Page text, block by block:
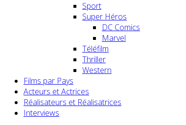
Sport
Super Héros
DC Comics
Marvel
Téléfilm
Thriller
Western
Films par Pays
Acteurs et Actrices
Réalisateurs et Réalisatrices
Interviews